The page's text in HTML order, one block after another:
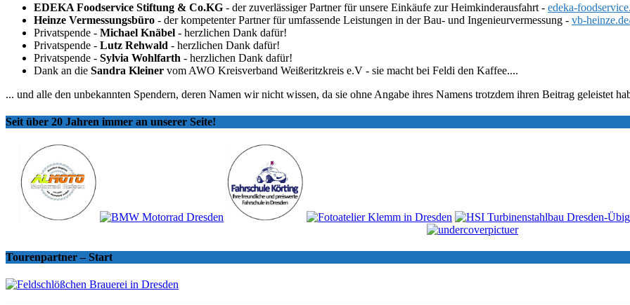
EDEKA Foodservice Stiftung & Co.KG - der zuverlässiger Partner für unsere Einkäufe zur Heimkinderausfahrt - edeka-
Heinze Vermessungsbüro - der kompetenter Partner für umfassende Leistungen in der Bau- und Ingenieurvermessung - vb-
Privatspende - Michael Knäbel - herzlichen Dank dafür!
Privatspende - Lutz Rehwald - herzlichen Dank dafür!
Privatspende - Sylvia Wohlfarth - herzlichen Dank dafür!
Dank an die Sandra Kleiner vom AWO Kreisverband Weißeritzkreis e.V - sie macht bei Feldi den Kaffee....
... und alle den unbekannten Spendern, deren Namen wir nicht wissen, da sie ohne Angabe ihres Namens trotzdem ihren Beitrag geleistet
Seit über 20 Jahren immer an unserer Seite!
Tourenpartner – Start